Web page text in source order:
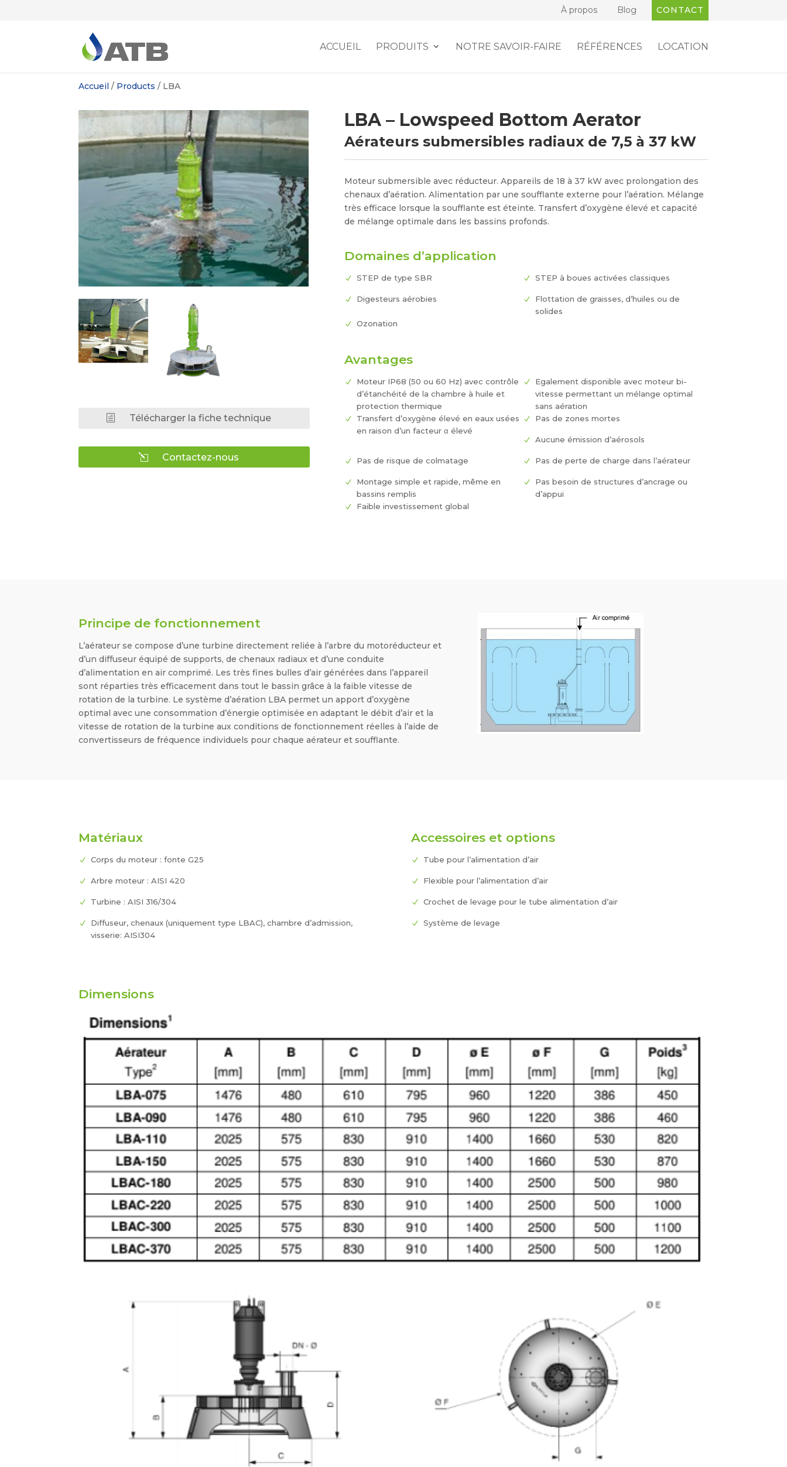
À propos Blog CONTACT
ACCUEIL PRODUITS NOTRE SAVOIR-FAIRE RÉFÉRENCES LOCATION
Accueil / Products / LBA
Télécharger la fiche technique
Contactez-nous
LBA – Lowspeed Bottom Aerator
Aérateurs submersibles radiaux de 7,5 à 37 kW
Moteur submersible avec réducteur. Appareils de 18 à 37 kW avec prolongation des
chenaux d’aération. Alimentation par une soufflante externe pour l’aération. Mélange
très efficace lorsque la soufflante est éteinte. Transfert d’oxygène élevé et capacité
de mélange optimale dans les bassins profonds.
Domaines d’application
STEP de type SBR STEP à boues activées classiques
Digesteurs aérobies
Flottation de graisses, d’huiles ou de
solides
Ozonation
Avantages
Moteur IP68 (50 ou 60 Hz) avec contrôle
d’étanchéité de la chambre à huile et
protection thermique
Egalement disponible avec moteur bi-
vitesse permettant un mélange optimal
sans aération
Transfert d’oxygène élevé en eaux usées
en raison d’un facteur α élevé
Pas de zones mortes
Aucune émission d’aérosols
Pas de risque de colmatage Pas de perte de charge dans l’aérateur
Montage simple et rapide, même en
bassins remplis
Pas besoin de structures d’ancrage ou
d’appui
Faible investissement global
Principe de fonctionnement
L’aérateur se compose d’une turbine directement reliée à l’arbre du motoréducteur et
d’un diffuseur équipé de supports, de chenaux radiaux et d’une conduite
d’alimentation en air comprimé. Les très fines bulles d’air générées dans l’appareil
sont réparties très efficacement dans tout le bassin grâce à la faible vitesse de
rotation de la turbine. Le système d’aération LBA permet un apport d’oxygène
optimal avec une consommation d’énergie optimisée en adaptant le débit d’air et la
vitesse de rotation de la turbine aux conditions de fonctionnement réelles à l’aide de
convertisseurs de fréquence individuels pour chaque aérateur et soufflante.
Matériaux
Corps du moteur : fonte G25
Arbre moteur : AISI 420
Turbine : AISI 316/304
Diffuseur, chenaux (uniquement type LBAC), chambre d’admission,
visserie: AISI304
Accessoires et options
Tube pour l’alimentation d’air
Flexible pour l’alimentation d’air
Crochet de levage pour le tube alimentation d’air
Système de levage
Dimensions